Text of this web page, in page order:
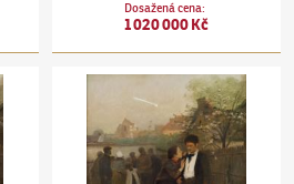
Dosažená cena:
1 020 000 Kč
Václav Brožík(1851–1901)Kometa